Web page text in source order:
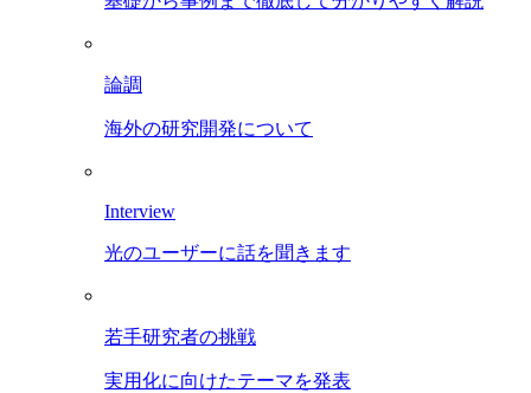
論調
海外の研究開発について
Interview
光のユーザーに話を聞きます
若手研究者の挑戦
実用化に向けたテーマを発表